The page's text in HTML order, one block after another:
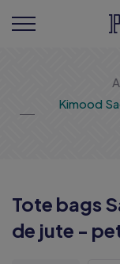
Kimood
Tote bags
de jute -